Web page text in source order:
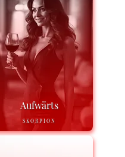
Aufwärts
SKORPION